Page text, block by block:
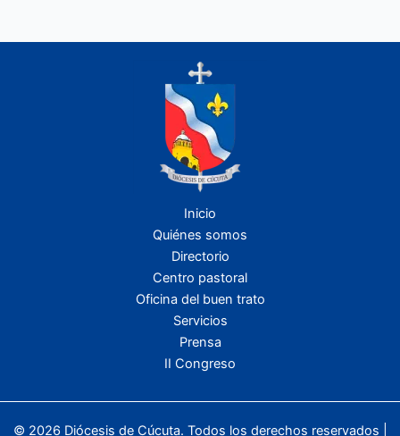
Inicio
Quiénes somos
Directorio
Centro pastoral
Oficina del buen trato
Servicios
Prensa
II Congreso
© 2026 Diócesis de Cúcuta. Todos los derechos reservados |